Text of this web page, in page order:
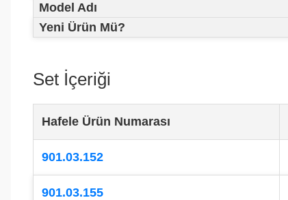
Model Adı
Yeni Ürün Mü?
Set İçeriği
Hafele Ürün Numarası
901.03.152
901.03.155